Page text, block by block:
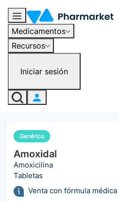
Medicamentos
Recursos
Iniciar sesión
Genérico
Amoxidal
Amoxicilina
Tabletas
Venta con fórmula médica